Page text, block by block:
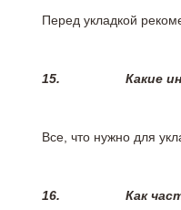
Перед укладкой
15. Какие
Все, что нужно для
16. Как